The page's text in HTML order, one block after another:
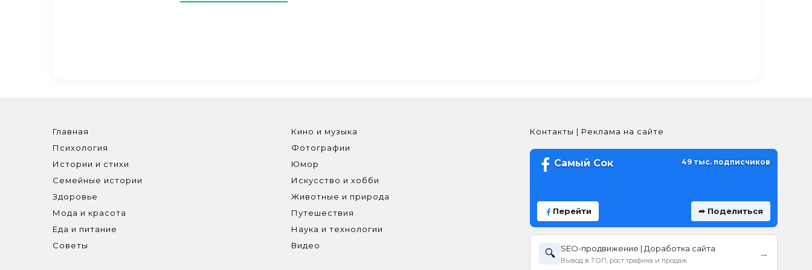
Главная
Психология
Истории и стихи
Семейные истории
Здоровье
Мода и красота
Еда и питание
Советы
Кино и музыка
Фотографии
Юмор
Искусство и хобби
Животные и природа
Путешествия
Наука и технологии
Видео
Контакты | Реклама на сайте
Самый Сок 49 тыс. подписчиков
Перейти ➦ Поделиться
🔍 SEO-продвижение | Доработка сайта
Вывод в ТОП, рост трафика и продаж
→